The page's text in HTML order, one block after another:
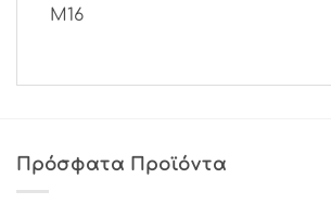
Μ16
Πρόσφατα Προϊόντα